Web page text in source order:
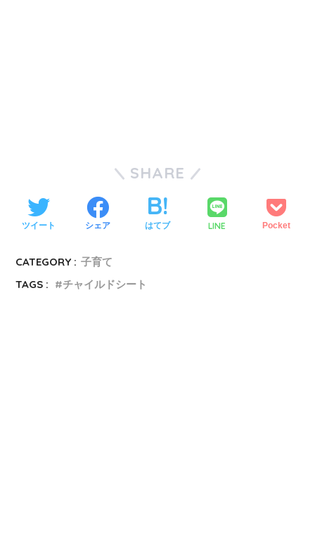
SHARE
ツイート シェア はてブ LINE Pocket
CATEGORY : 子育て
TAGS :
チャイルドシート